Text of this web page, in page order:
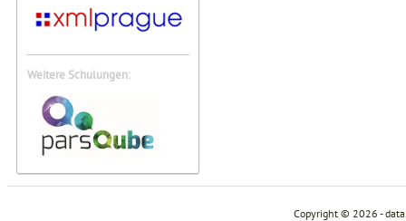
Weitere Schulungen:
Copyright © 2026 -